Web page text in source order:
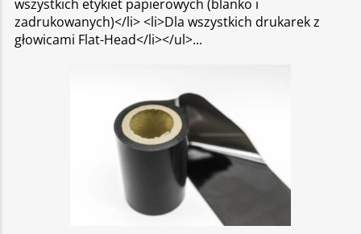
wszystkich etykiet papierowych (blanko i
zadrukowanych)</li> <li>Dla wszystkich drukarek z
głowicami Flat-Head</li></ul>